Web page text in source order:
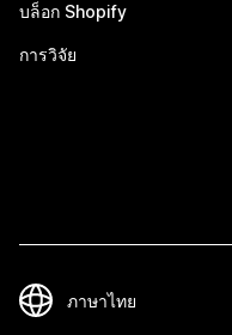
บล็อก Shopify
การวิจัย